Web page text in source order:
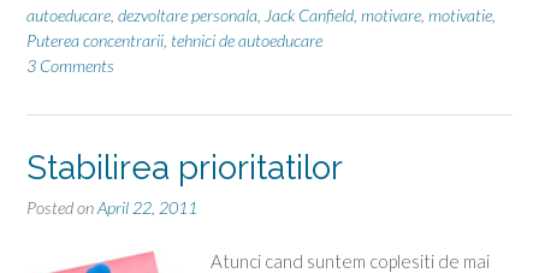
Jack
Canfield”
autoeducare dezvoltare personala Jack Canfield motivare motivatie
Puterea concentrarii tehnici de autoeducare
3 Comments
Stabilirea prioritatilor
Posted onApril 22, 2011
Atunci cand suntem coplesiti de mai